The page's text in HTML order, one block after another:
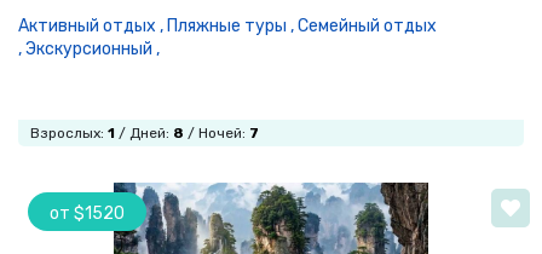
Активный отдых , Пляжные туры ,Семейный отдых
,Экскурсионный ,
Взрослых: 1 / Дней: 8 / Ночей: 7
от $1520